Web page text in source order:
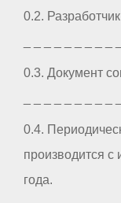
0.2.
_ _ _ _ _ _ _ _ _
0.3. Документ
_ _ _ _ _ _ _ _ _
0.4.
производится
года.